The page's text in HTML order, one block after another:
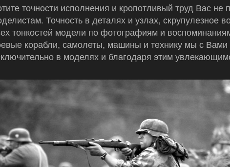
точности исполнения и кропотливый труд Вас не
Точность в деталях и узлах, скрупулезное
тонкостей модели по фотографиям и
корабли, самолеты, машины и технику мы с
в моделях и благодаря этим